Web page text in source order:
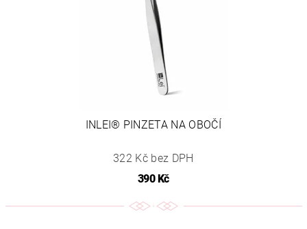
INLEI® PINZETA NA OBOČÍ
322 Kč bez DPH
390 Kč